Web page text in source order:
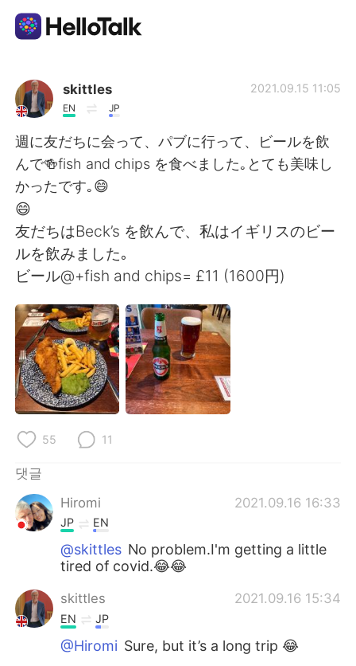
언어 교환 앱
AI Grammar Checker
한국어
English 简体中文
繁體中文 Español
العربية Français
Deutsch 日本語
Русский ไทย
Indonesia
Türkçe
Português
skittles
EN JP
2021.09.15 11:05
週に友だちに会って、パブに行って、ビールを飲
んで🍻fish and chips を食べました｡とても美味し
かったです｡😄
😄
友だちはBeck’s を飲んで、私はイギリスのビー
ルを飲みました｡
ビール@+fish and chips= £11 (1600円)
55 11
댓글
Hiromi
2021.09.16 16:33
JP EN
@skittles No problem.I'm getting a little
tired of covid.😂😂
skittles 2021.09.16 15:34
EN JP
@Hiromi Sure, but it’s a long trip 😂